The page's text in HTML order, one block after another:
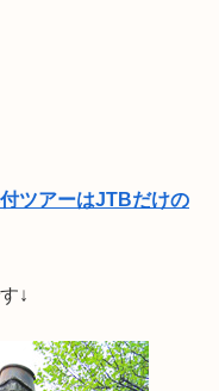
ツアーはJTBだけの
↓